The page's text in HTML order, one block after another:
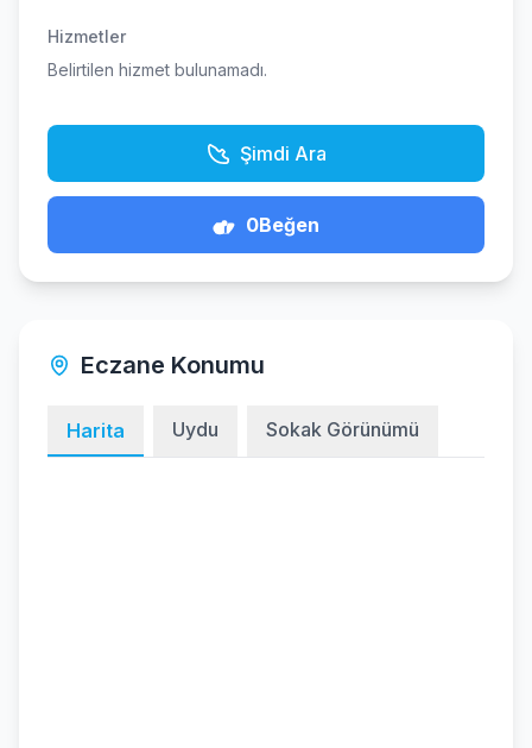
Hizmetler
Belirtilen hizmet bulunamadı.
Şimdi Ara
0Beğen
Eczane Konumu
Harita Uydu Sokak Görünümü